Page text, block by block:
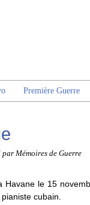
Première Guerre
par Mémoires de Guerre
Havane le 15
cubain.